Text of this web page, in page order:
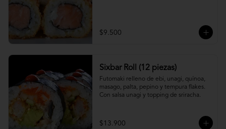
$9.500
Sixbar Roll (12 piezas)
Futomaki relleno de ebi, unagi, quínoa,
masago, palta, pepino y tempura flakes.
Con salsa unagi y topping de sriracha.
$13.900